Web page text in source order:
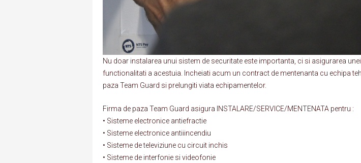
Nu doar instalarea unui sistem de securitate este importanta, ci si asigurarea
functionalitati a acestuia. Incheiati acum un contract de mentenanta cu echipa
paza Team Guard si prelungiti viata echipamentelor.
Firma de paza Team Guard asigura INSTALARE/SERVICE/MENTENATA pentru :
• Sisteme electronice antiefractie
• Sisteme electronice antiiincendiu
• Sisteme de televiziune cu circuit inchis
• Sisteme de interfonie si videofonie